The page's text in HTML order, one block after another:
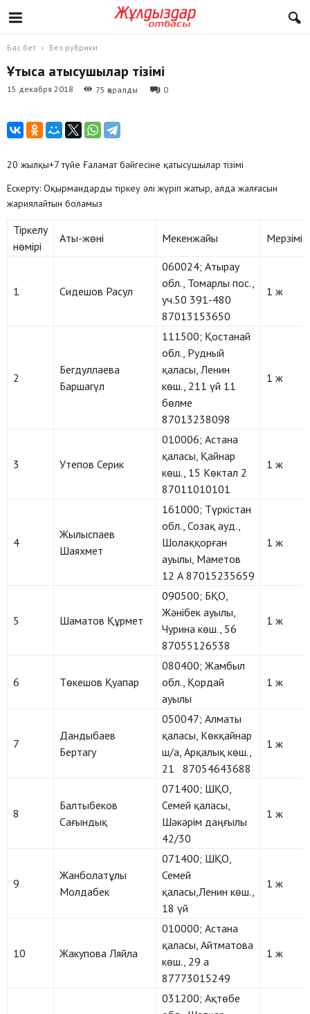
Бас бет Без рубрики
Ұтысқа қатысушылар тізімі
15 декабря 2018 75 қаралды 0
20 жылқы+7 түйе Ғаламат бәйгесіне қатысушылар тізімі
Ескерту: Оқырмандарды тіркеу әлі жүріп жатыр, алда жалғасын
жариялайтын боламыз
Тіркелу
нөмірі
Аты-жөні Мекенжайы Мерзімі
1 Сидешов Расул
060024; Атырау
обл., Томарлы пос.,
уч.50 391-480
87013153650
1 ж
2
Бегдуллаева
Баршагүл
111500; Қостанай
обл., Рудный
қаласы, Ленин
көш., 211 үй 11
бөлме
87013238098
1 ж
3 Утепов Серик
010006; Астана
қаласы, Қайнар
көш., 15 Көктал 2
87011010101
1 ж
4
Жылыспаев
Шаяхмет
161000; Түркістан
обл., Созақ ауд.,
Шолаққорған
ауылы, Маметов
12 А 87015235659
1 ж
5 Шаматов Құрмет
090500; БҚО,
Жәнібек ауылы,
Чурина көш., 56
87055126538
1 ж
6 Төкешов Қуапар
080400; Жамбыл
обл., Қордай
ауылы
1 ж
7
Дандыбаев
Бертагу
050047; Алматы
қаласы, Көкқайнар
ш/а, Арқалық көш.,
21 87054643688
1 ж
8
Балтыбеков
Сағындық
071400; ШҚО,
Семей қаласы,
Шәкәрім даңғылы
42/30
1 ж
9
Жанболатұлы
Молдабек
071400; ШҚО,
Семей
қаласы,Ленин көш.,
18 үй
1 ж
10 Жакупова Ляйла
010000; Астана
қаласы, Айтматова
көш., 29 а
87773015249
1 ж
031200; Ақтөбе